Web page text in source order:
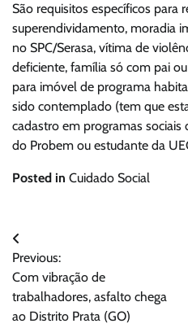
São requisitos específicos para
superendividamento, moradia
no SPC/Serasa, vítima de
deficiente, família só com pai
para imóvel de programa
sido contemplado (tem que
cadastro em programas sociais
do Probem ou estudante da
Posted in Cuidado Social
Navegação
de
Post
Previous:
Com vibração de
trabalhadores, asfalto chega
ao Distrito Prata (GO)